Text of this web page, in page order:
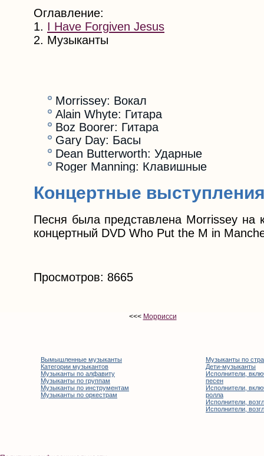
Оглавление:
1. I Have Forgiven Jesus
2. Музыканты
Morrissey: Вокал
Alain Whyte: Гитара
Boz Boorer: Гитара
Gary Day: Басы
Dean Butterworth: Ударные
Roger Manning: Клавишные
Концертные
Песня была представлена Morrissey на
концертный DVD Who Put the M in
Просмотров: 8665
<<< Моррисси
Вымышленные музыканты
Категории музыкантов
Музыканты по алфавиту
Музыканты по группам
Музыканты по инструментам
Музыканты по оркестрам
Музыканты по
Дети-музыканты
Исполнители,
песен
Исполнители,
ролла
Исполнители,
Исполнители,